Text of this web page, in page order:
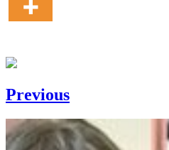
Previous